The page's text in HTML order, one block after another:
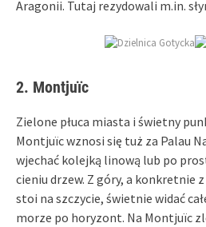
Aragonii. Tutaj rezydowali m.in.
2. Montjuïc
Zielone płuca miasta i świetny
Montjuïc wznosi się tuż za Palau
wjechać kolejką linową lub po
cieniu drzew. Z góry, a konkretnie
stoi na szczycie, świetnie widać
morze po horyzont. Na Montjuïc